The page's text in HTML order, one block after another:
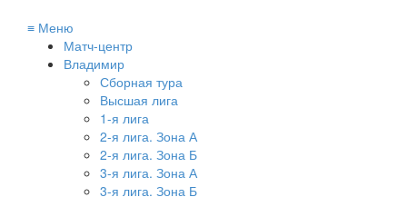
≡ Меню
Матч-центр
Владимир
Сборная тура
Высшая лига
1-я лига
2-я лига. Зона А
2-я лига. Зона Б
3-я лига. Зона А
3-я лига. Зона Б